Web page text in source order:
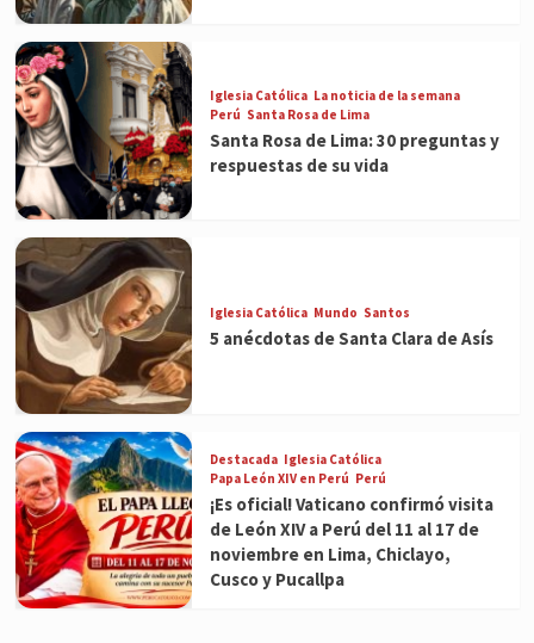
Iglesia Católica La noticia de la semana
Perú Santa Rosa de Lima
Santa Rosa de Lima: 30 preguntas y
respuestas de su vida
Iglesia Católica Mundo Santos
5 anécdotas de Santa Clara de Asís
Destacada Iglesia Católica
Papa León XIV en Perú Perú
¡Es oficial! Vaticano confirmó visita
de León XIV a Perú del 11 al 17 de
noviembre en Lima, Chiclayo,
Cusco y Pucallpa